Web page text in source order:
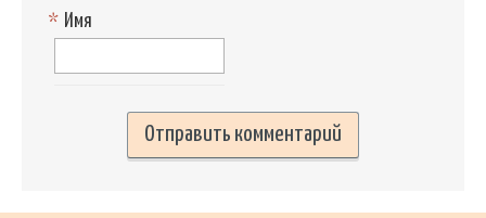
Имя
*